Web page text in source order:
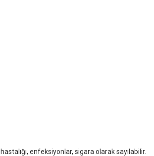
enfeksiyonlar, sigara olarak sayılabilir.